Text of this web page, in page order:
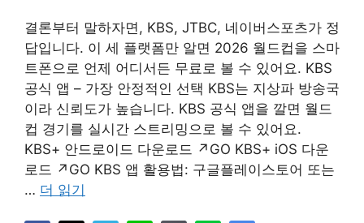
결론부터 말하자면, KBS, JTBC, 네이버스포츠가 정
답입니다. 이 세 플랫폼만 알면 2026 월드컵을 스마
트폰으로 언제 어디서든 무료로 볼 수 있어요. KBS
공식 앱 – 가장 안정적인 선택 KBS는 지상파 방송국
이라 신뢰도가 높습니다. KBS 공식 앱을 깔면 월드
컵 경기를 실시간 스트리밍으로 볼 수 있어요.
KBS+ 안드로이드 다운로드 ↗GO KBS+ iOS 다운
로드 ↗GO KBS 앱 활용법: 구글플레이스토어 또는
… 더 읽기